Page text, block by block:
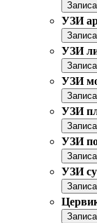
УЗИ
УЗИ
УЗИ
УЗИ
УЗИ
УЗИ